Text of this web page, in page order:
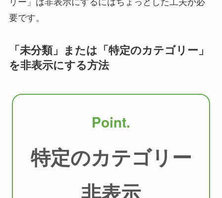
要です。
「未分類」または「特定のカテゴリー」
を非表示にする方法
Point.
特定のカテゴリー